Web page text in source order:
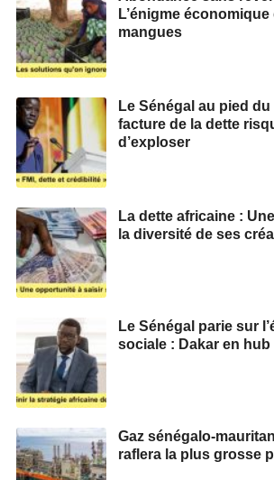
L’énigme économique
mangues
Le Sénégal au pied
facture de la dette
d’exploser
La dette africaine :
la diversité de ses
Le Sénégal parie sur
sociale : Dakar en hub
Gaz sénégalo-
raflera la plus grosse